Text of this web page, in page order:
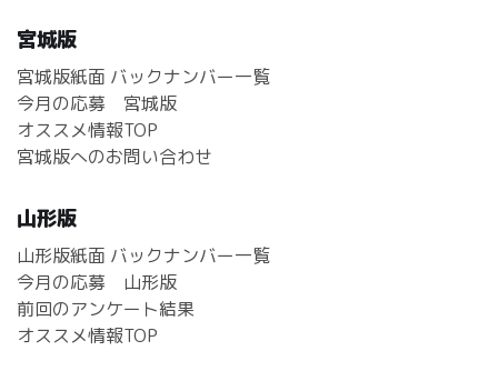
宮城版
宮城版紙面 バックナンバー一覧
今月の応募 宮城版
オススメ情報TOP
宮城版へのお問い合わせ
山形版
山形版紙面 バックナンバー一覧
今月の応募 山形版
前回のアンケート結果
オススメ情報TOP